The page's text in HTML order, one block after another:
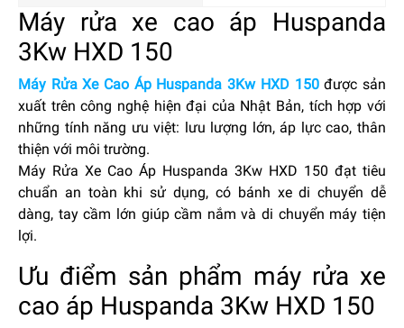
Máy rửa xe cao áp Huspanda
3Kw HXD 150
Máy Rửa Xe Cao Áp Huspanda 3Kw HXD 150được sản
xuất trên công nghệ hiện đại của Nhật Bản, tích hợp với
những tính năng ưu việt: lưu lượng lớn, áp lực cao, thân
thiện với môi trường.
Máy Rửa Xe Cao Áp Huspanda 3Kw HXD 150 đạt tiêu
chuẩn an toàn khi sử dụng, có bánh xe di chuyển dễ
dàng, tay cầm lớn giúp cầm nắm và di chuyển máy tiện
lợi.
Ưu điểm sản phẩm máy rửa xe
cao áp Huspanda 3Kw HXD 150